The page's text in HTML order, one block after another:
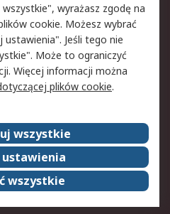
Polityka dotycząca
plików cookie
Użytkowanie witryny
Warunki Sprzedaży
Kontakt
RS na świecie
Nagrody dla RS
wyrażasz zgodę na
cookie. Możesz wybrać
Jeśli tego nie
Może to ograniczyć
Więcej informacji można
plików cookie.
wszystkie
ustawienia
wszystkie